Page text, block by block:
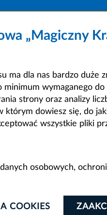
„Magiczny
ma dla nas bardzo duże
wymaganego
strony oraz analizy
którym dowiesz się, do
wszystkie pliki
osobowych,
COOKIES